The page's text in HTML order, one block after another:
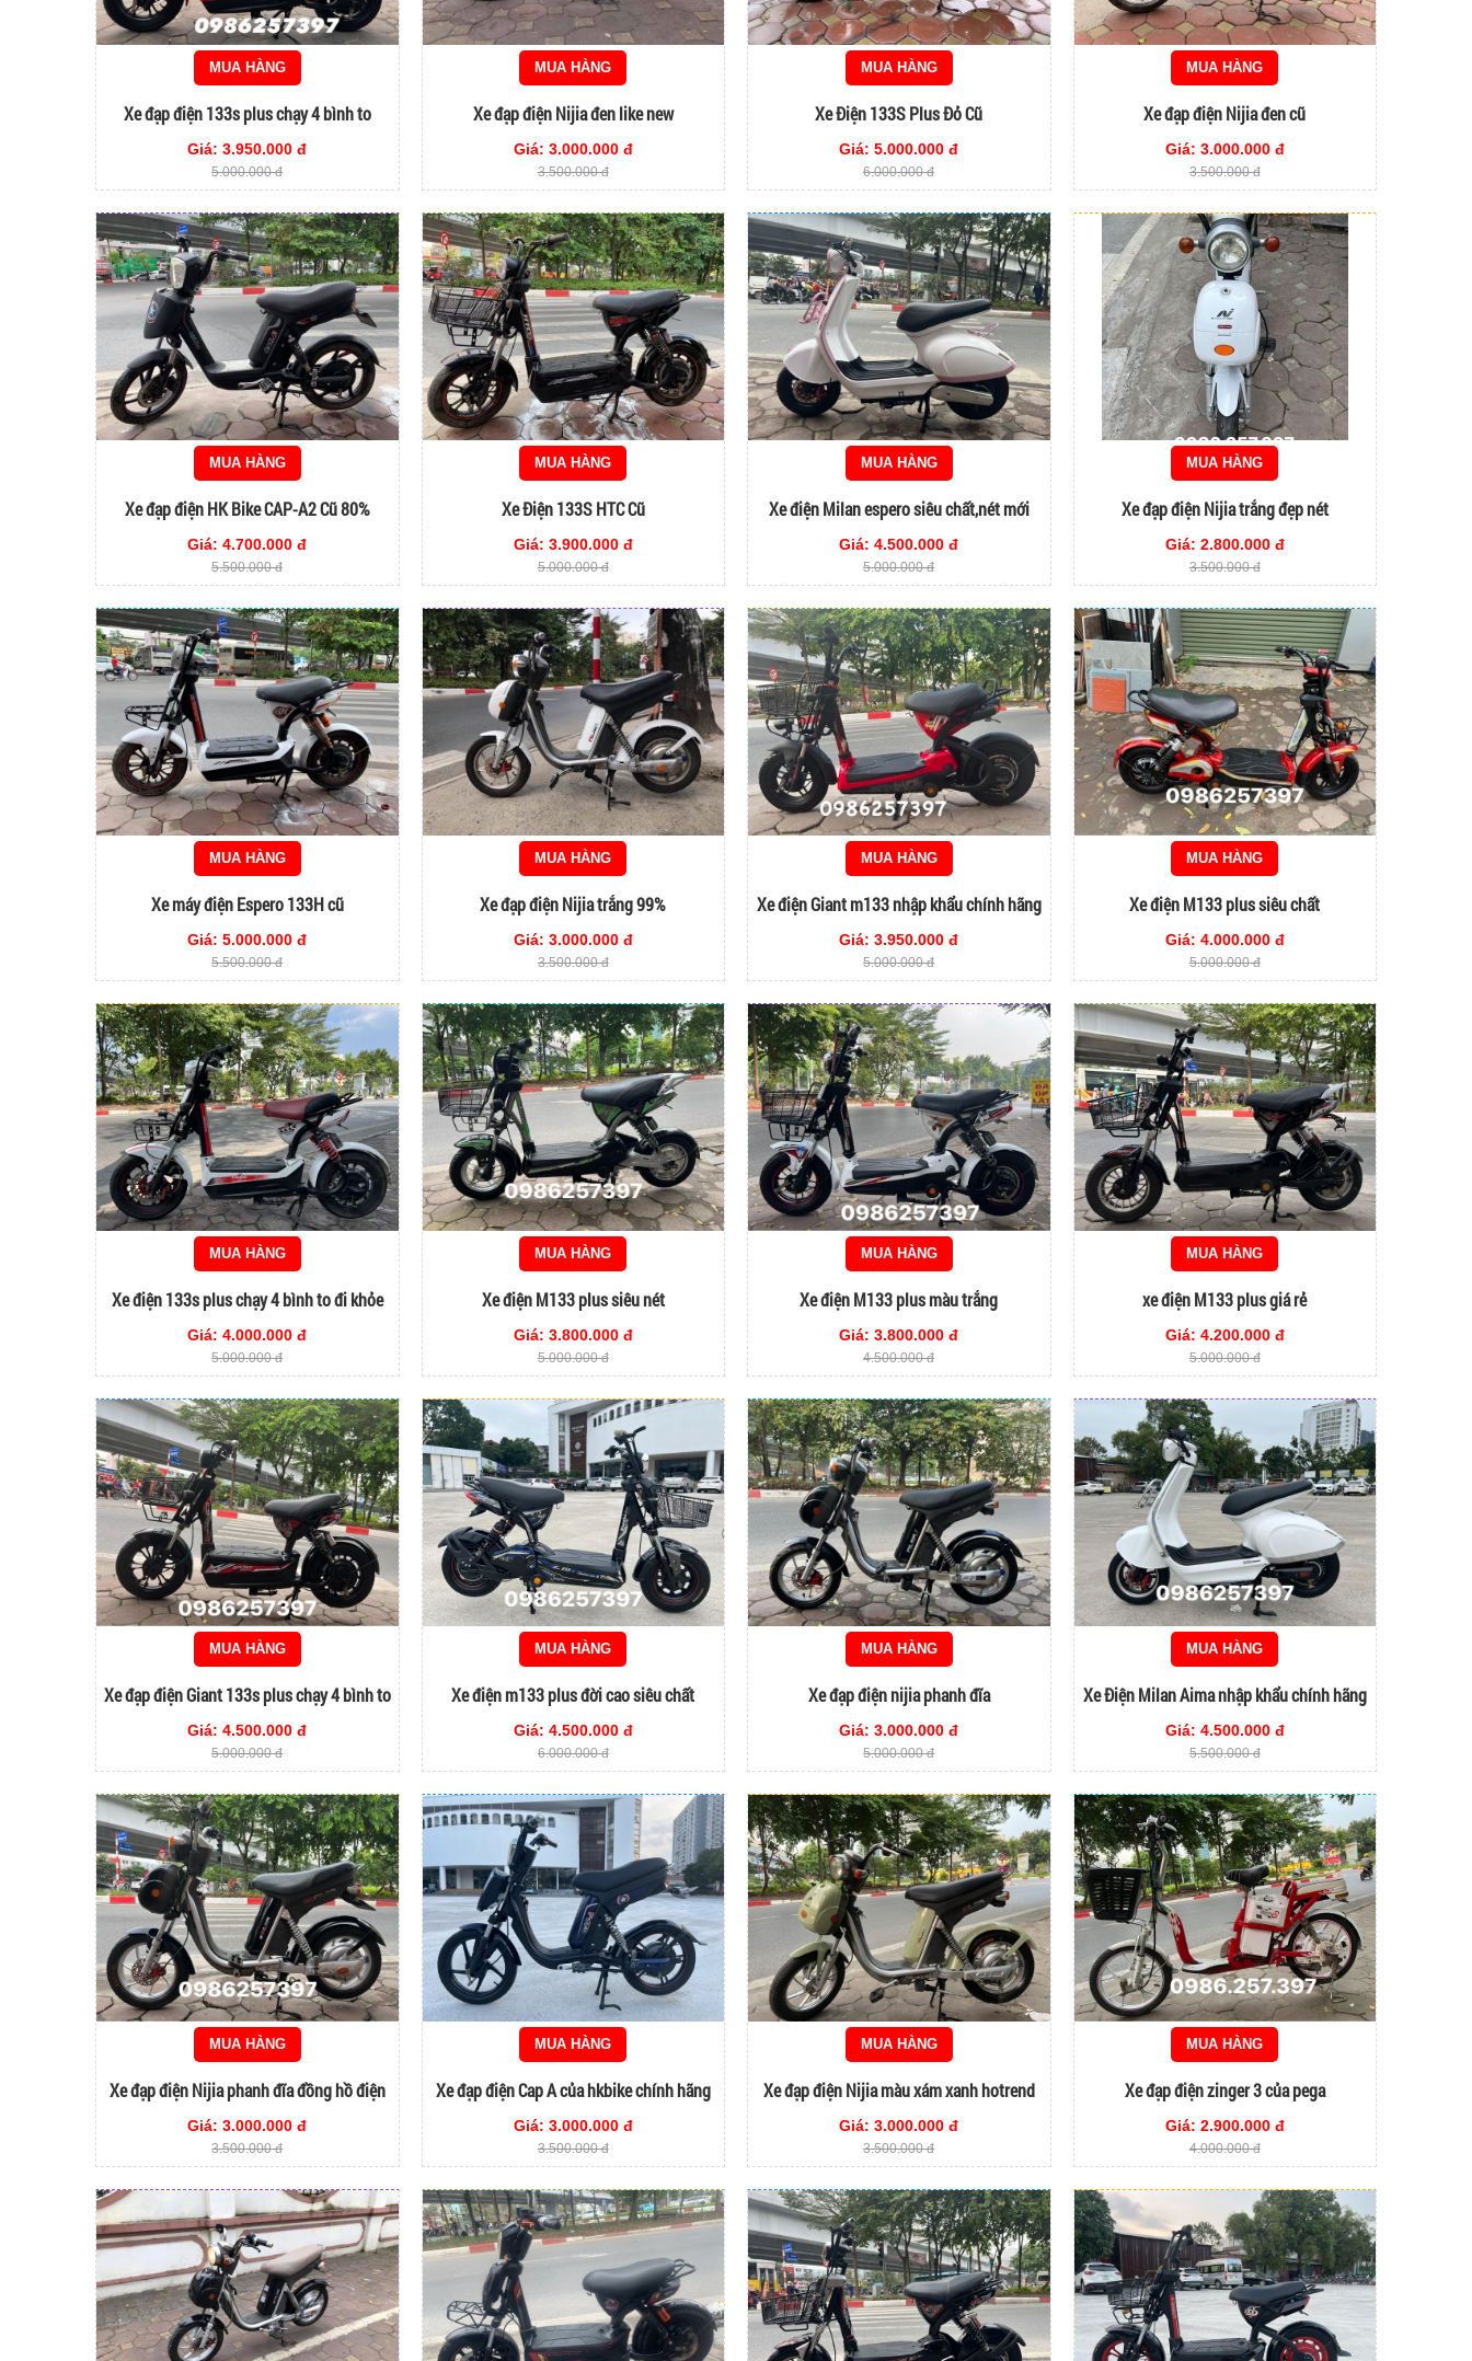
MUA HÀNG
Xe đạp điện 133s plus chạy 4 bình to
Giá: 3.950.000 đ
5.000.000 đ
MUA HÀNG
Xe đạp điện Nijia đen like new
Giá: 3.000.000 đ
3.500.000 đ
MUA HÀNG
Xe Điện 133S Plus Đỏ Cũ
Giá: 5.000.000 đ
6.000.000 đ
MUA HÀNG
Xe đạp điện Nijia đen cũ
Giá: 3.000.000 đ
3.500.000 đ
MUA HÀNG
Xe đạp điện HK Bike CAP-A2 Cũ 80%
Giá: 4.700.000 đ
5.500.000 đ
MUA HÀNG
Xe Điện 133S HTC Cũ
Giá: 3.900.000 đ
5.000.000 đ
MUA HÀNG
Xe điện Milan espero siêu chất,nét mới
Giá: 4.500.000 đ
5.000.000 đ
MUA HÀNG
Xe đạp điện Nijia trắng đẹp nét
Giá: 2.800.000 đ
3.500.000 đ
MUA HÀNG
Xe máy điện Espero 133H cũ
Giá: 5.000.000 đ
5.500.000 đ
MUA HÀNG
Xe đạp điện Nijia trắng 99%
Giá: 3.000.000 đ
3.500.000 đ
MUA HÀNG
Xe điện Giant m133 nhập khẩu chính hãng
Giá: 3.950.000 đ
5.000.000 đ
MUA HÀNG
Xe điện M133 plus siêu chất
Giá: 4.000.000 đ
5.000.000 đ
MUA HÀNG
Xe điện 133s plus chạy 4 bình to đi khỏe
Giá: 4.000.000 đ
5.000.000 đ
MUA HÀNG
Xe điện M133 plus siêu nét
Giá: 3.800.000 đ
5.000.000 đ
MUA HÀNG
Xe điện M133 plus màu trắng
Giá: 3.800.000 đ
4.500.000 đ
MUA HÀNG
xe điện M133 plus giá rẻ
Giá: 4.200.000 đ
5.000.000 đ
MUA HÀNG
Xe đạp điện Giant 133s plus chạy 4 bình to
Giá: 4.500.000 đ
5.000.000 đ
MUA HÀNG
Xe điện m133 plus đời cao siêu chất
Giá: 4.500.000 đ
6.000.000 đ
MUA HÀNG
Xe đạp điện nijia phanh đĩa
Giá: 3.000.000 đ
5.000.000 đ
MUA HÀNG
Xe Điện Milan Aima nhập khẩu chính hãng
Giá: 4.500.000 đ
5.500.000 đ
MUA HÀNG
Xe đạp điện Nijia phanh đĩa đồng hồ điện
Giá: 3.000.000 đ
3.500.000 đ
MUA HÀNG
Xe đạp điện Cap A của hkbike chính hãng
Giá: 3.000.000 đ
3.500.000 đ
MUA HÀNG
Xe đạp điện Nijia màu xám xanh hotrend
Giá: 3.000.000 đ
3.500.000 đ
MUA HÀNG
Xe đạp điện zinger 3 của pega
Giá: 2.900.000 đ
4.000.000 đ